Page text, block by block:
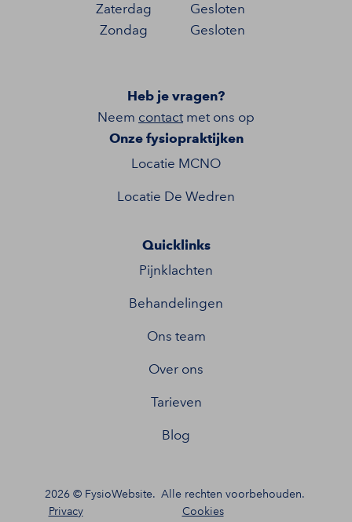
Zaterdag
Zondag
Gesloten
Gesloten
Heb je vragen?
Neem contact met ons op
Onze fysiopraktijken
Locatie MCNO
Locatie De Wedren
Quicklinks
Pijnklachten
Behandelingen
Ons team
Over ons
Tarieven
Blog
2026 © FysioWebsite. Alle rechten voorbehouden.
Privacy
Cookies